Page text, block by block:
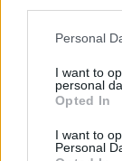
Personal
I want to
personal
Opted In
I want to
Personal